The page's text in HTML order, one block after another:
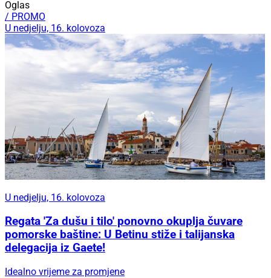
Oglas
/ PROMO
U nedjelju, 16. kolovoza
U nedjelju, 16. kolovoza
Regata 'Za dušu i tilo' ponovno okuplja čuvare
pomorske baštine: U Betinu stiže i talijanska
delegacija iz Gaete!
Idealno vrijeme za promjene